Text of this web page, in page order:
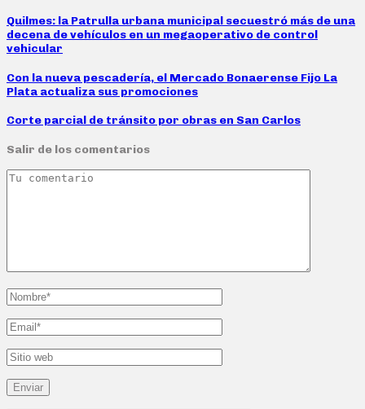
Quilmes: la Patrulla urbana municipal secuestró más de una
decena de vehículos en un megaoperativo de control
vehicular
Con la nueva pescadería, el Mercado Bonaerense Fijo La
Plata actualiza sus promociones
Corte parcial de tránsito por obras en San Carlos
Salir de los comentarios